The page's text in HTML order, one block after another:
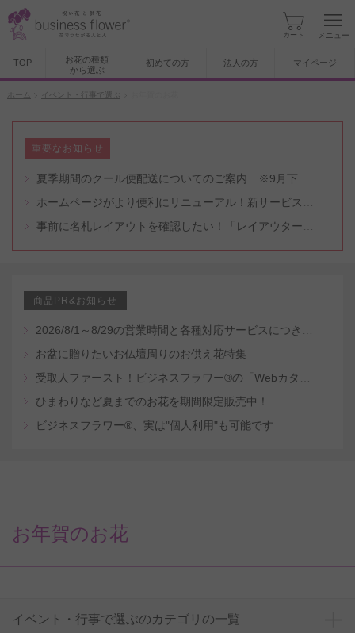
カート メニュー
TOP
お花の種類
から選ぶ
初めての方 法人の方 マイページ
ホーム イベント・行事で選ぶ
重要なお知らせ
商品PR&お知らせ
お盆に贈りたいお仏壇周りのお供え花特集
ひまわりなど夏までのお花を期間限定販売中！
ビジネスフラワー®、実は"個人利用"も可能です
お年賀のお花
イベント・行事で選ぶのカテゴリの一覧